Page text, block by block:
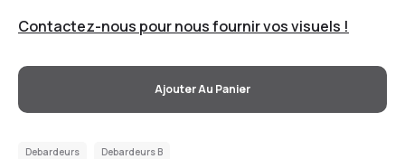
Contactez-nous pour nous fournir vos visuels !
Ajouter Au Panier
Debardeurs Debardeurs B